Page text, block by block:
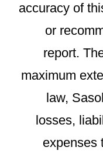
accuracy of
or
report.
maximum
law,
losses,
expenses